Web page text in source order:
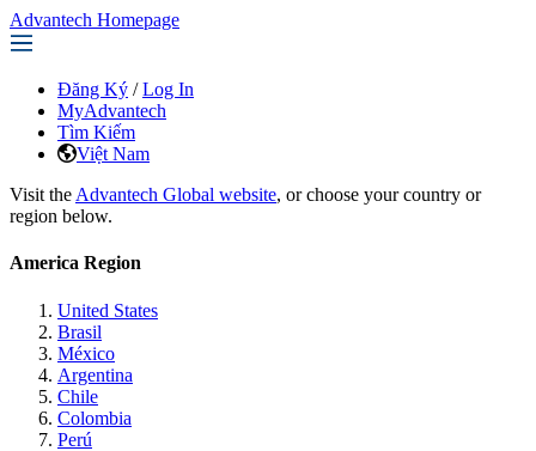
Advantech Homepage
Đăng Ký / Log In
MyAdvantech
Tìm Kiếm
Việt Nam
Visit the Advantech Global website, or choose your country or
region below.
America Region
United States
Brasil
México
Argentina
Chile
Colombia
Perú